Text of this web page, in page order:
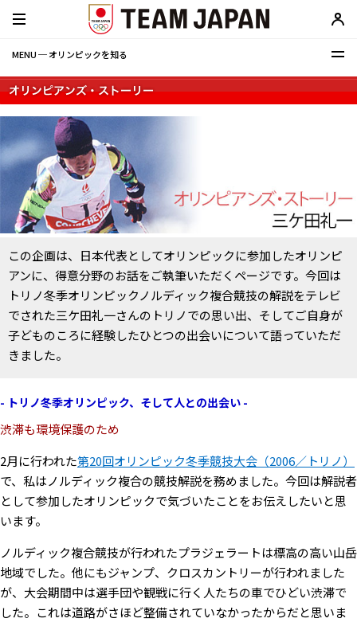
MENU ─ オリンピックを知る
この企画は、日本代表としてオリンピックに参加したオリンピ
アンに、得意分野のお話をご執筆いただくページです。今回は
トリノ冬季オリンピックノルディック複合競技の解説をテレビ
でされた三ケ田礼一さんのトリノでの思い出、そしてご自身が
子どものころに経験したひとつの出会いについて語っていただ
きました。
- トリノ冬季オリンピック、そして人との出会い -
渋滞も環境保護のため
2月に行われた第20回オリンピック冬季競技大会（2006／トリノ）
で、私はノルディック複合の競技解説を務めました。今回は解説者
として参加したオリンピックで気づいたことをお伝えしたいと思
います。
ノルディック複合競技が行われたプラジェラートは標高の高い山岳
地域でした。他にもジャンプ、クロスカントリーが行われました
が、大会期間中は選手団や観戦に行く人たちの車でひどい渋滞で
した。これは道路がさほど整備されていなかったからだと思いま